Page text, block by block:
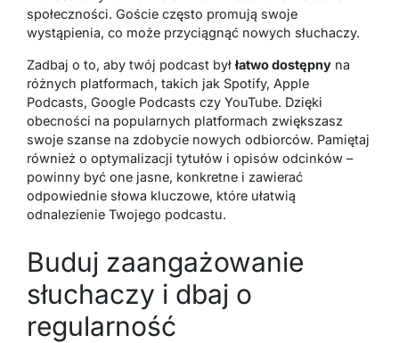
społeczności. Goście często promują swoje
wystąpienia, co może przyciągnąć nowych słuchaczy.
Zadbaj o to, aby twój podcast byłłatwo dostępny na
różnych platformach, takich jak Spotify, Apple
Podcasts, Google Podcasts czy YouTube. Dzięki
obecności na popularnych platformach zwiększasz
swoje szanse na zdobycie nowych odbiorców. Pamiętaj
również o optymalizacji tytułów i opisów odcinków –
powinny być one jasne, konkretne i zawierać
odpowiednie słowa kluczowe, które ułatwią
odnalezienie Twojego podcastu.
Buduj zaangażowanie
słuchaczy i dbaj o
regularność